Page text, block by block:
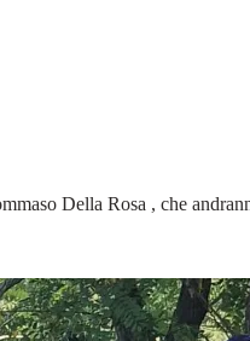
Della Rosa , che